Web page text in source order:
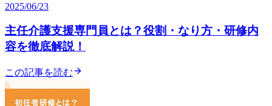
2025/06/23
主任介護支援専門員とは？役割・なり方・研修内
容を徹底解説！
この記事を読む